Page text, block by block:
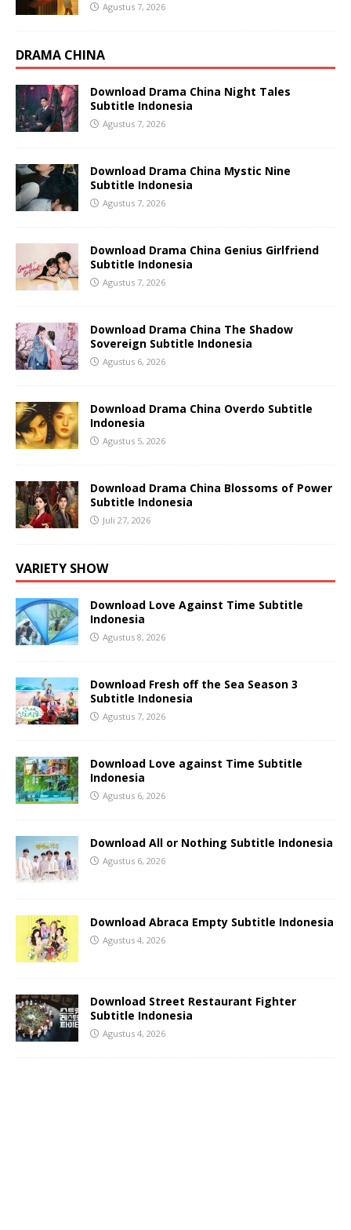
Agustus 7, 2026
DRAMA CHINA
Download Drama China Night Tales
Subtitle Indonesia
Agustus 7, 2026
Download Drama China Mystic Nine
Subtitle Indonesia
Agustus 7, 2026
Download Drama China Genius Girlfriend
Subtitle Indonesia
Agustus 7, 2026
Download Drama China The Shadow
Sovereign Subtitle Indonesia
Agustus 6, 2026
Download Drama China Overdo Subtitle
Indonesia
Agustus 5, 2026
Download Drama China Blossoms of Power
Subtitle Indonesia
Juli 27, 2026
VARIETY SHOW
Download Love Against Time Subtitle
Indonesia
Agustus 8, 2026
Download Fresh off the Sea Season 3
Subtitle Indonesia
Agustus 7, 2026
Download Love against Time Subtitle
Indonesia
Agustus 6, 2026
Download All or Nothing Subtitle Indonesia
Agustus 6, 2026
Download Abraca Empty Subtitle Indonesia
Agustus 4, 2026
Download Street Restaurant Fighter
Subtitle Indonesia
Agustus 4, 2026